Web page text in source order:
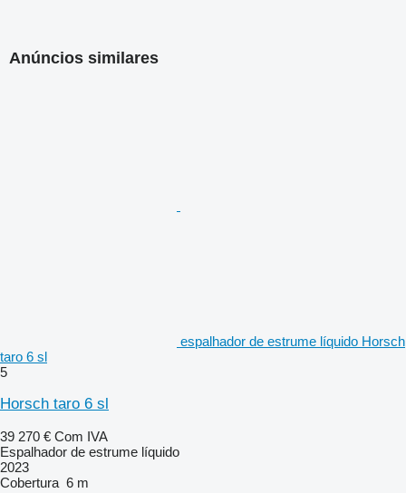
Anúncios similares
espalhador de estrume líquido Horsch
taro 6 sl
5
Horsch taro 6 sl
39 270 € Com IVA
Espalhador de estrume líquido
2023
Cobertura 6 m